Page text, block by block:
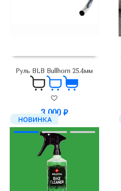
Руль BLB Bullhorn 25.4мм
3 000 ₽